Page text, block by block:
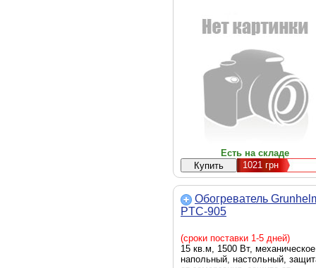
Есть на складе
1021 грн
Обогреватель
PTC-905
(сроки поставки 1-5 дней)
15 кв.м, 1500 Вт,
напольный, настольный,